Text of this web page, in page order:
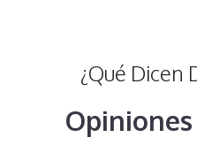
¿Qué Dicen